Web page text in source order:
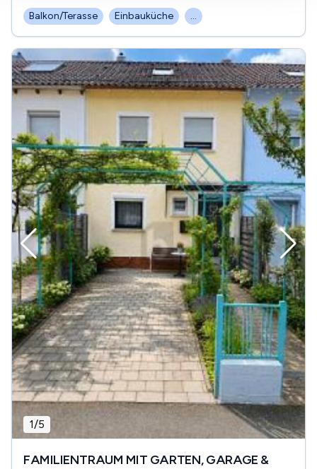
Balkon/Terasse Einbauküche ...
1/5
FAMILIENTRAUM MIT GARTEN, GARAGE &